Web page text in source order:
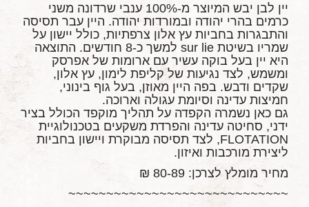
יין לבן יבש המיוצר מ-100% ענבי שרדונה משני
כרמים בהרי יהודה ובמורדות יהודה. היין עבר תסיסה
והתבגרות בחביות עץ אלון צרפתיות, כולל יישון על
שמריו בשיטת sur lie למשך כ-8 חודשים. התוצאה
היא יין בעל בוקה עשיר עם ארומות של אפרסק
ומשמש, לצד נגיעות של קליפת לימון, עץ אלון,
שקדים ודבש. בפה היין מאוזן, בעל גוף בינוני,
חמיצות עדינה וסיומת עגולה וארוכה.
גם כאן נשמרה הקפדה על תהליך מוקפד הכולל בציר
ידני, סחיטה עדינה והפרדת משקעים בטכנולוגיית
FLOTATION, לצד תסיסה מבוקרת ויישון בחביות
ליצירת מורכבות ואיזון.
מחיר מומלץ לצרכן: 80-89 ₪
~~~~~~~~~~~~~~~~~~~~~~~~~~~~~